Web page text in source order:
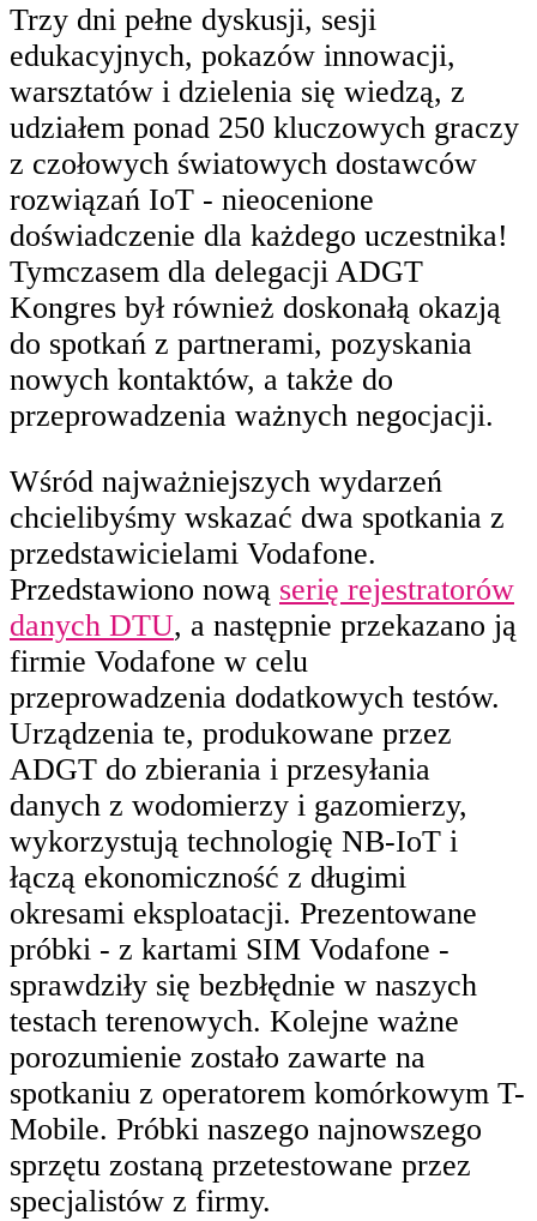
Trzy dni pełne dyskusji, sesji
edukacyjnych, pokazów innowacji,
warsztatów i dzielenia się wiedzą, z
udziałem ponad 250 kluczowych graczy
z czołowych światowych dostawców
rozwiązań IoT - nieocenione
doświadczenie dla każdego uczestnika!
Tymczasem dla delegacji ADGT
Kongres był również doskonałą okazją
do spotkań z partnerami, pozyskania
nowych kontaktów, a także do
przeprowadzenia ważnych negocjacji.
Wśród najważniejszych wydarzeń
chcielibyśmy wskazać dwa spotkania z
przedstawicielami Vodafone.
Przedstawiono nową serię rejestratorów
danych DTU, a następnie przekazano ją
firmie Vodafone w celu
przeprowadzenia dodatkowych testów.
Urządzenia te, produkowane przez
ADGT do zbierania i przesyłania
danych z wodomierzy i gazomierzy,
wykorzystują technologię NB-IoT i
łączą ekonomiczność z długimi
okresami eksploatacji. Prezentowane
próbki - z kartami SIM Vodafone -
sprawdziły się bezbłędnie w naszych
testach terenowych. Kolejne ważne
porozumienie zostało zawarte na
spotkaniu z operatorem komórkowym T-
Mobile. Próbki naszego najnowszego
sprzętu zostaną przetestowane przez
specjalistów z firmy.